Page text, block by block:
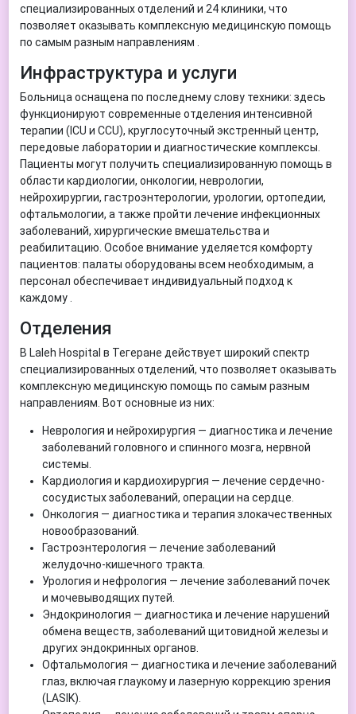
специализированных отделений и 24 клиники, что
позволяет оказывать комплексную медицинскую помощь
по самым разным направлениям .
Инфраструктура и услуги
Больница оснащена по последнему слову техники: здесь
функционируют современные отделения интенсивной
терапии (ICU и CCU), круглосуточный экстренный центр,
передовые лаборатории и диагностические комплексы.
Пациенты могут получить специализированную помощь в
области кардиологии, онкологии, неврологии,
нейрохирургии, гастроэнтерологии, урологии, ортопедии,
офтальмологии, а также пройти лечение инфекционных
заболеваний, хирургические вмешательства и
реабилитацию. Особое внимание уделяется комфорту
пациентов: палаты оборудованы всем необходимым, а
персонал обеспечивает индивидуальный подход к
каждому .
Отделения
В Laleh Hospital в Тегеране действует широкий спектр
специализированных отделений, что позволяет оказывать
комплексную медицинскую помощь по самым разным
направлениям. Вот основные из них:
Неврология и нейрохирургия — диагностика и лечение
заболеваний головного и спинного мозга, нервной
системы.
Кардиология и кардиохирургия — лечение сердечно-
сосудистых заболеваний, операции на сердце.
Онкология — диагностика и терапия злокачественных
новообразований.
Гастроэнтерология — лечение заболеваний
желудочно-кишечного тракта.
Урология и нефрология — лечение заболеваний почек
и мочевыводящих путей.
Эндокринология — диагностика и лечение нарушений
обмена веществ, заболеваний щитовидной железы и
других эндокринных органов.
Офтальмология — диагностика и лечение заболеваний
глаз, включая глаукому и лазерную коррекцию зрения
(LASIK).